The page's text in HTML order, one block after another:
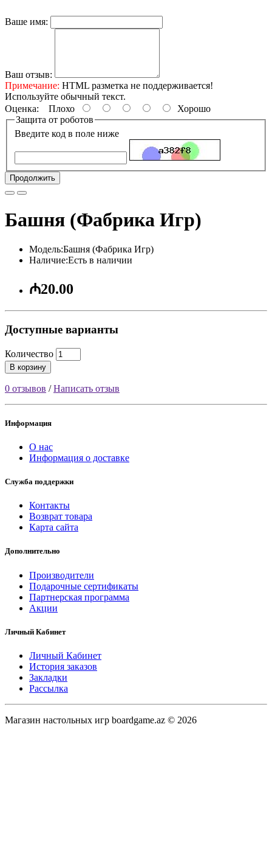
Ваше имя:
Ваш отзыв:
Примечание: HTML разметка не поддерживается!
Используйте обычный текст.
Оценка: Плохо
Хорошо
Защита от роботов
Введите код в поле ниже
Продолжить
Башня (Фабрика Игр)
Модель:Башня (Фабрика Игр)
Наличие:Есть в наличии
₼20.00
Доступные варианты
Количество
В корзину
0 отзывов /Написать отзыв
Информация
О нас
Информация о доставке
Служба поддержки
Контакты
Возврат товара
Карта сайта
Дополнительно
Производители
Подарочные сертификаты
Партнерская программа
Акции
Личный Кабинет
Личный Кабинет
История заказов
Закладки
Рассылка
Магазин настольных игр boardgame.az © 2026